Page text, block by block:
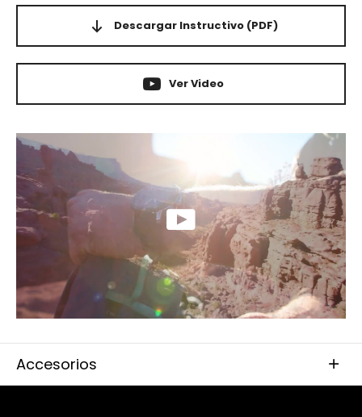
Descargar Instructivo (PDF)
Ver Video
Accesorios